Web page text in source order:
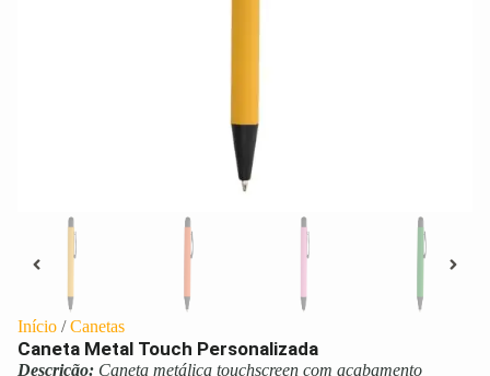
Início /Canetas
Caneta Metal Touch Personalizada
Descrição: Caneta metálica touchscreen com acabamento